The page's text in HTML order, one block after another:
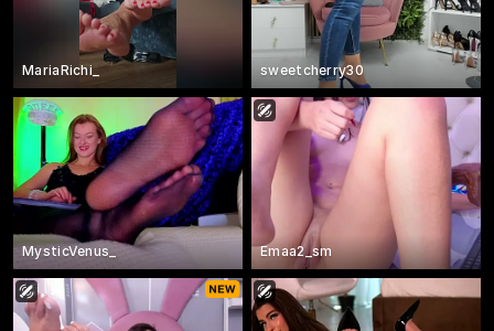
MariaRichi_ sweetcherry30
MysticVenus_ Emaa2_sm